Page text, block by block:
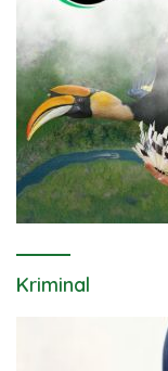
Kriminal